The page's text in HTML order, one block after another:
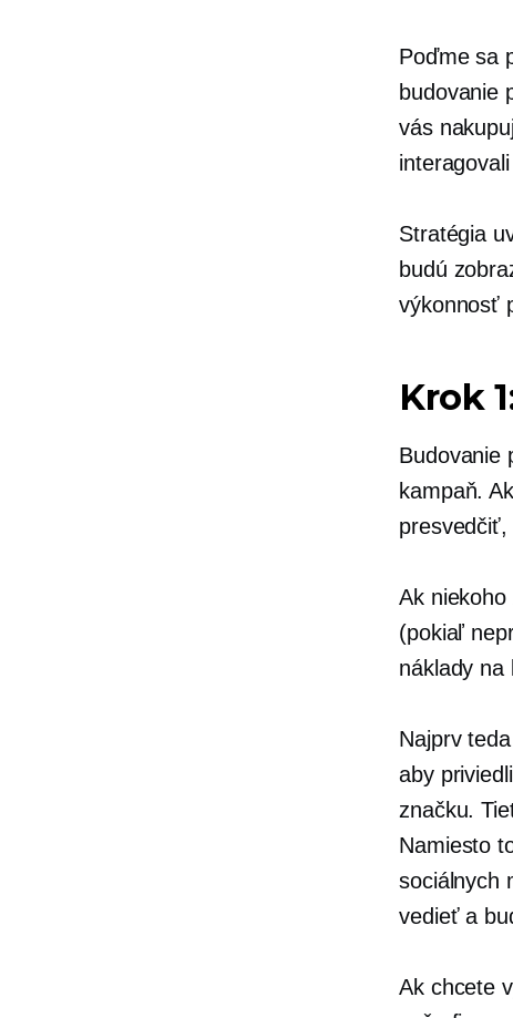
Poďme sa
budovanie
vás
Stratégia
budú
výkonnosť
Krok
Budovanie
kampaň.
presvedčiť,
Ak
(pokiaľ
náklady na
Najprv
aby
značku.
Namiesto
sociálnych
vedieť a
Ak chcete